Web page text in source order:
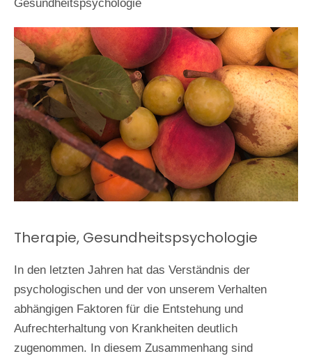
Therapie, Gesundheitspsychologie
In den letzten Jahren hat das Verständnis der
psychologischen und der von unserem Verhalten
abhängigen Faktoren für die Entstehung und
Aufrechterhaltung von Krankheiten deutlich
zugenommen. In diesem Zusammenhang sind